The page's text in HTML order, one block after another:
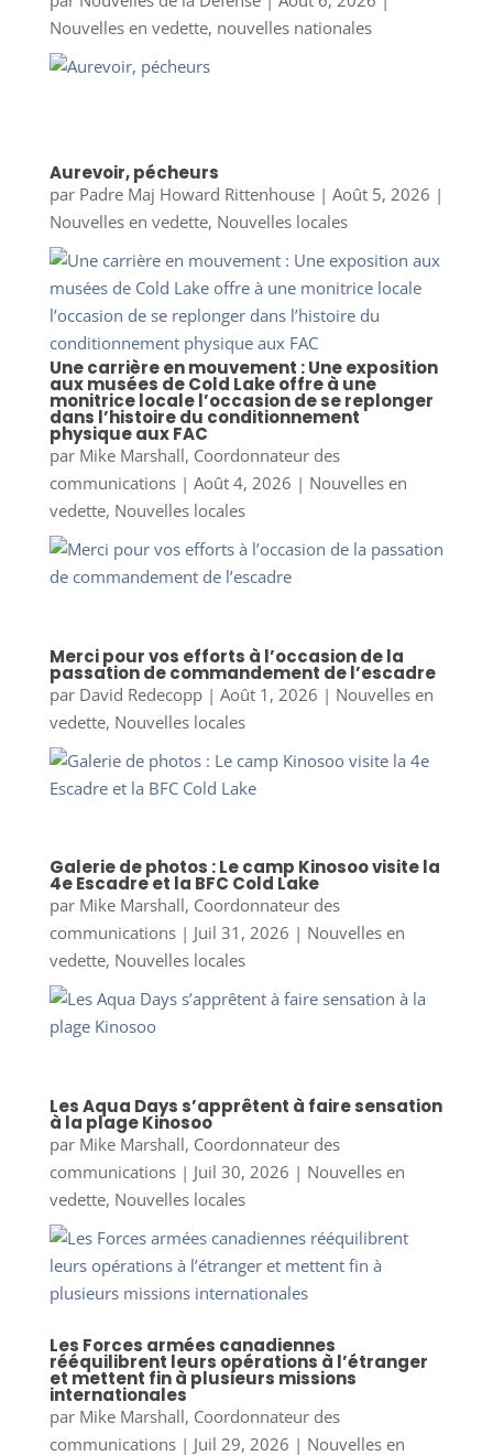
Nouvelles en vedette, nouvelles nationales
Aurevoir, pécheurs
par Padre Maj Howard Rittenhouse| Août 5, 2026 |
Nouvelles en vedette, Nouvelles locales
Une carrière en mouvement : Une exposition
aux musées de Cold Lake offre à une
monitrice locale l’occasion de se replonger
dans l’histoire du conditionnement
physique aux FAC
par Mike Marshall, Coordonnateur des
communications| Août 4, 2026 | Nouvelles en
vedette, Nouvelles locales
Merci pour vos efforts à l’occasion de la
passation de commandement de l’escadre
par David Redecopp| Août 1, 2026 | Nouvelles en
vedette, Nouvelles locales
Galerie de photos : Le camp Kinosoo visite la
4e Escadre et la BFC Cold Lake
par Mike Marshall, Coordonnateur des
communications| Juil 31, 2026 | Nouvelles en
vedette, Nouvelles locales
Les Aqua Days s’apprêtent à faire sensation
à la plage Kinosoo
par Mike Marshall, Coordonnateur des
communications| Juil 30, 2026 | Nouvelles en
vedette, Nouvelles locales
Les Forces armées canadiennes
rééquilibrent leurs opérations à l’étranger
et mettent fin à plusieurs missions
internationales
par Mike Marshall, Coordonnateur des
communications| Juil 29, 2026 | Nouvelles en